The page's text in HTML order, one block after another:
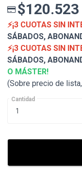
$120.523
⚡¡3 CUOTAS SIN
SÁBADOS,
⚡¡3 CUOTAS SIN
SÁBADOS,
O MÁSTER!
(Sobre precio de
Cantidad